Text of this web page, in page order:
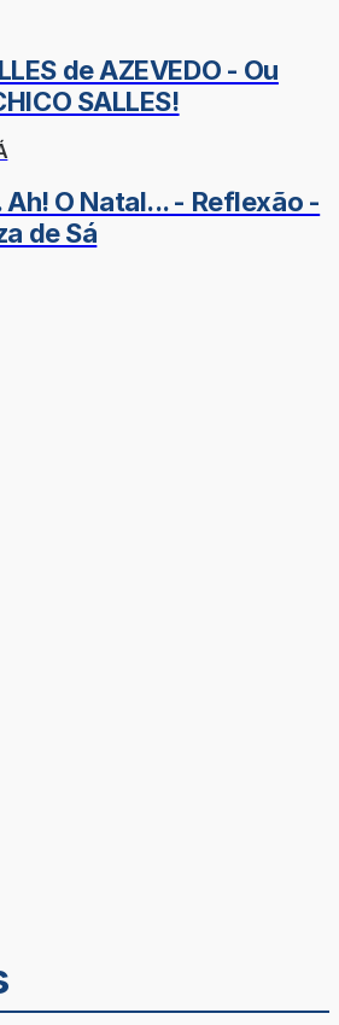
de AZEVEDO - Ou
SALLES!
O Natal... - Reflexão -
de Sá